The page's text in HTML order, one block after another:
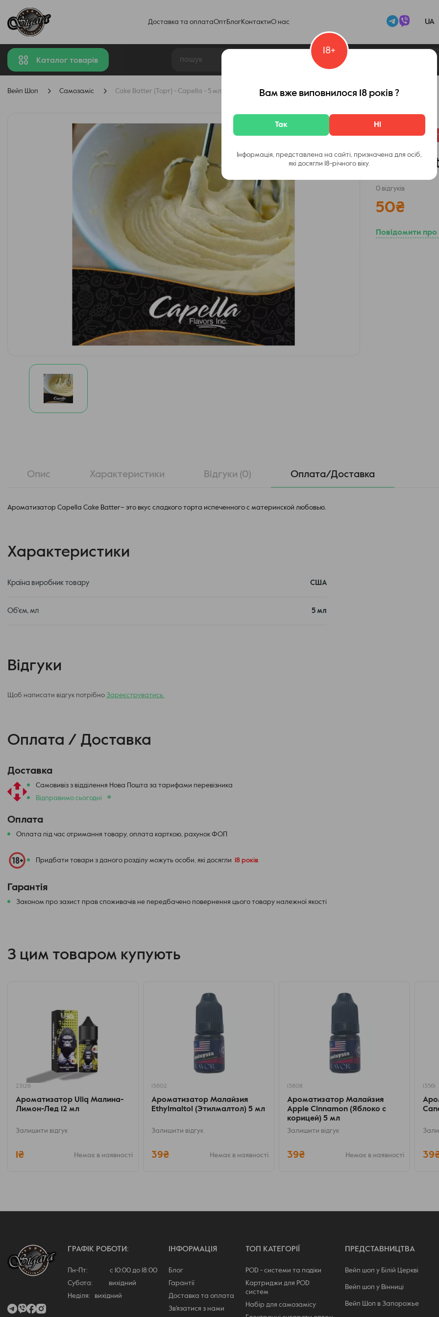
Доставка та оплатаОпт БлогКонтактиО нас UA
Каталог товарів
Вейп Шоп Самозаміс Cake Batter (Торт) - Capella - 5 мл
11715
Немає в
Cake
0 відгуків
50₴
Повідомити про
Опис Характеристики Відгуки (0) Оплата/Доставка
Ароматизатор Capella Cake Batter– это вкус сладкого торта испеченного с материнской любовью.
Характеристики
Країна виробник товару США
Об'єм, мл 5 мл
Відгуки
Щоб написати відгук потрібно Зареєструватись.
Оплата / Доставка
Доставка
Самовивіз з відділення Нова Пошта за тарифами перевізника
Відправимо сьогодні
*
Оплата
Оплата під час отримання товару, оплата карткою, рахунок ФОП
Придбати товари з даного розділу можуть особи, які досягли 18 років
Гарантія
Законом про захист прав споживачів не передбачено повернення цього товару належної якості
З цим товаром купують
23126
Ароматизатор Uliq Малина-
Лимон-Лед 12 мл
Залишити відгук
1₴ Немає в наявності
13602
Ароматизатор Малайзия
Ethylmaltol (Этилмалтол) 5 мл
Залишити відгук
39₴ Немає в наявності
13608
Ароматизатор Малайзия
Apple Cinnamon (Яблоко с
корицей) 5 мл
Залишити відгук
39₴ Немає в наявності
13561
ГРАФІК РОБОТИ:
Пн-Пт: с 10:00 до 18:00
Субота: вихідний
Неділя: вихідний
ІНФОРМАЦІЯ
Блог
Гарантії
Доставка та оплата
Зв'язатися з нами
ТОП КАТЕГОРІЇ
POD - системи та подіки
Картриджи для POD
систем
Набір для самозамісу
ПРЕДСТАВНИЦТВА
Вейп шоп у Білій Церкві
Вейп шоп у Вінниці
Вейп Шоп в Запорожье
18+
Вам вже виповнилося 18 років ?
Так Ні
Інформація, представлена на сайті, призначена для осіб,
які досягли 18-річного віку.